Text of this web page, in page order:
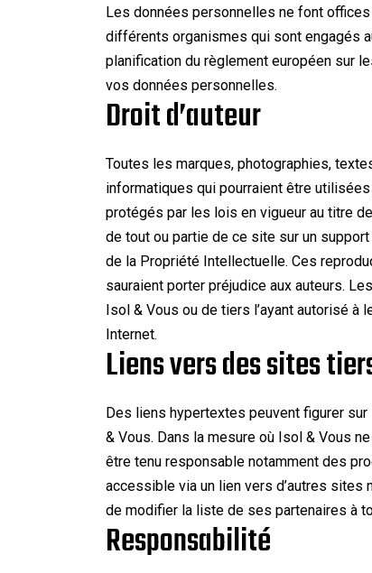
Les données personnelles ne font
différents organismes qui sont engagés
planification du règlement européen sur
vos données personnelles.
Droit d’auteur
Toutes les marques, photographies,
informatiques qui pourraient être
protégés par les lois en vigueur au titre
de tout ou partie de ce site sur un
de la Propriété Intellectuelle. Ces
sauraient porter préjudice aux auteurs.
Isol & Vous ou de tiers l’ayant autorisé
Internet.
Liens vers des sites
Des liens hypertextes peuvent figurer
& Vous. Dans la mesure où Isol & Vous
être tenu responsable notamment des
accessible via un lien vers d’autres sites
de modifier la liste de ses partenaires à
Responsabilité